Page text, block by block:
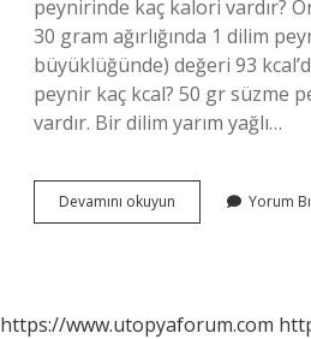
peynirinde kaç kalori vardır?
30 gram ağırlığında 1 dilim
büyüklüğünde) değeri 93
peynir kaç kcal? 50 gr süzme
vardır. Bir dilim yarım yağlı…
Devamını okuyun
Süzme
Yorum
https://www.utopyaforum.com